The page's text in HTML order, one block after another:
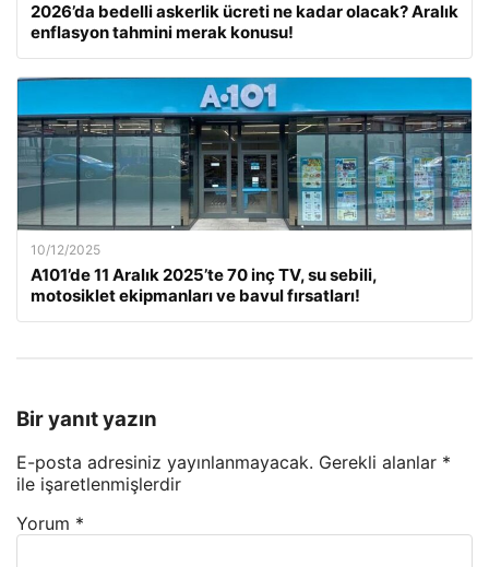
2026’da bedelli askerlik ücreti ne kadar olacak? Aralık
enflasyon tahmini merak konusu!
10/12/2025
A101’de 11 Aralık 2025’te 70 inç TV, su sebili,
motosiklet ekipmanları ve bavul fırsatları!
Bir yanıt yazın
E-posta adresiniz yayınlanmayacak. Gerekli alanlar *
ile işaretlenmişlerdir
Yorum *